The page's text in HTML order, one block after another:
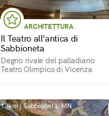
ARCHITETTURA
Il Teatro all’antica di
Sabbioneta
Degno rivale del palladiano
Teatro Olimpico di Vicenza
13km | Sabbioneta, MN